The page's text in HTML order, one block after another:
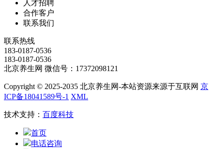
人才招聘
合作客户
联系我们
联系热线
183-0187-0536
183-0187-0536
北京养生网 微信号：17372098121
Copyright © 2025-2035 北京养生网-本站资源来源于互联网 京
ICP备18041589号-1 XML
技术支持： 百度科技
首页
电话咨询